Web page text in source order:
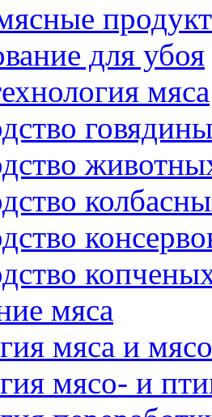
для убоя
мяса
говядины
мяса
мяса и
мясо- и